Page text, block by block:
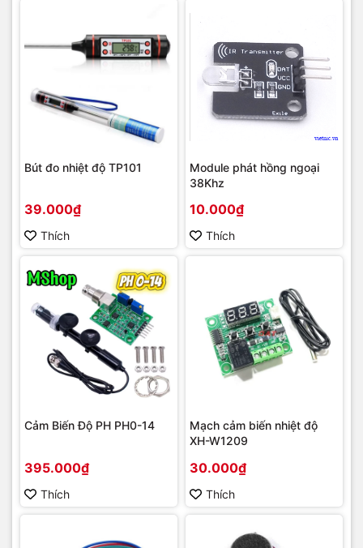
Bút đo nhiệt độ TP101
39.000₫
Thích
Module phát hồng ngoại
38Khz
10.000₫
Thích
Cảm Biến Độ PH PH0-14
395.000₫
Thích
Mạch cảm biến nhiệt độ
XH-W1209
30.000₫
Thích